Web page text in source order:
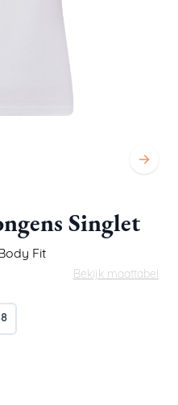
Singlet
Fit
Bekijk maattabel